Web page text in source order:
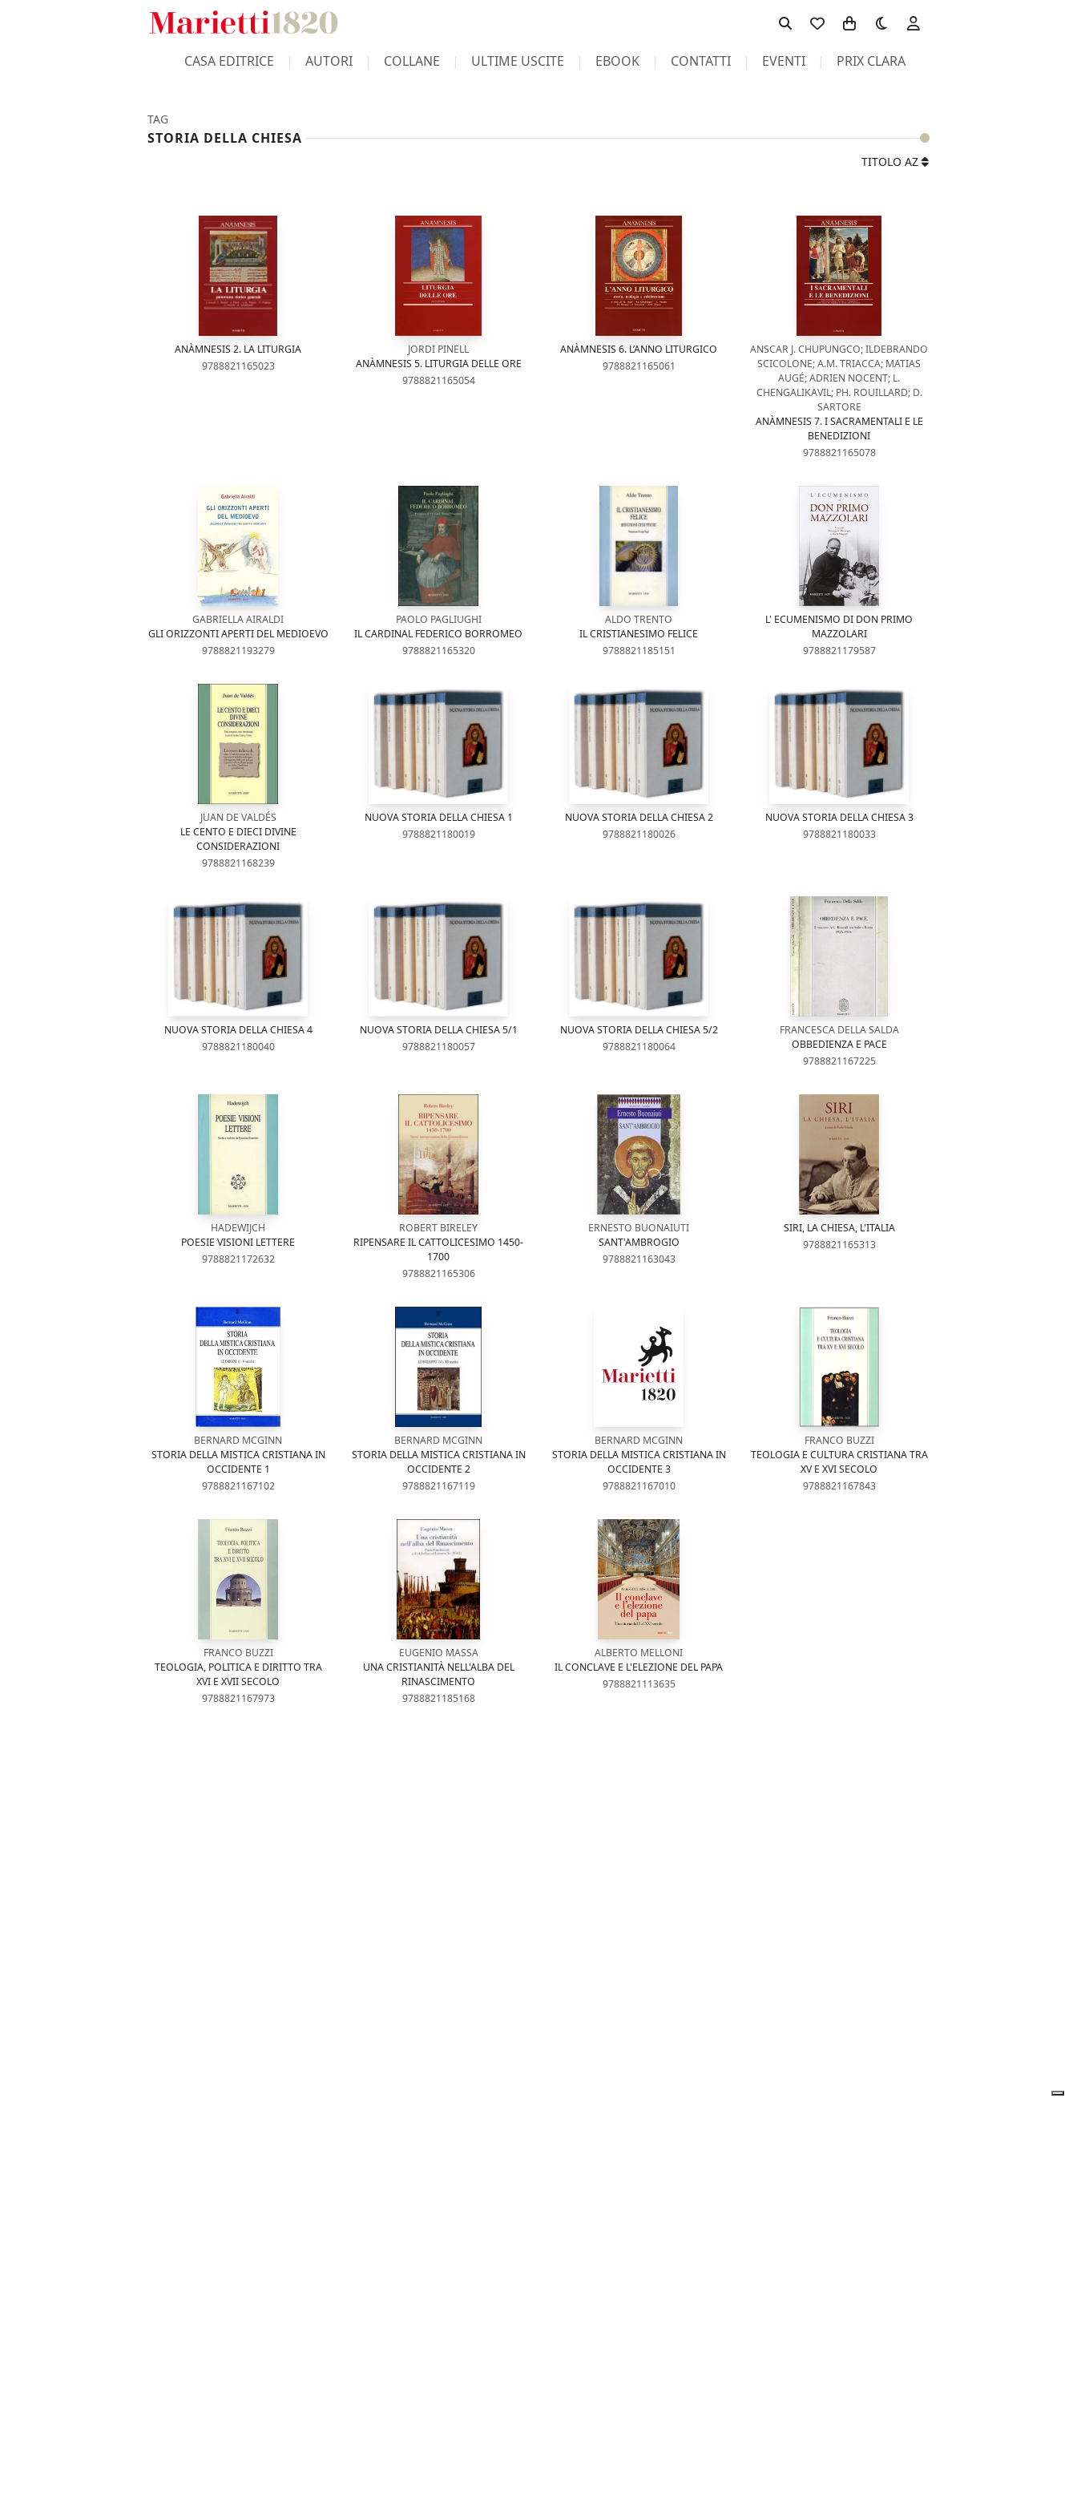
Toggle theme
CASA EDITRICE AUTORI COLLANE ULTIME USCITE EBOOK CONTATTI EVENTI PRIX CLARA
TAG
STORIA DELLA CHIESA
TITOLO AZ
ANÀMNESIS 2. LA LITURGIA
9788821165023
JORDI PINELL
ANÀMNESIS 5. LITURGIA DELLE ORE
9788821165054
ANÀMNESIS 6. L’ANNO LITURGICO
9788821165061
ANSCAR J. CHUPUNGCO; ILDEBRANDO
SCICOLONE; A.M. TRIACCA; MATIAS
AUGÉ; ADRIEN NOCENT; L.
CHENGALIKAVIL; PH. ROUILLARD; D.
SARTORE
ANÀMNESIS 7. I SACRAMENTALI E LE
BENEDIZIONI
9788821165078
GABRIELLA AIRALDI
GLI ORIZZONTI APERTI DEL MEDIOEVO
9788821193279
PAOLO PAGLIUGHI
IL CARDINAL FEDERICO BORROMEO
9788821165320
ALDO TRENTO
IL CRISTIANESIMO FELICE
9788821185151
L' ECUMENISMO DI DON PRIMO
MAZZOLARI
9788821179587
JUAN DE VALDÉS
LE CENTO E DIECI DIVINE
CONSIDERAZIONI
9788821168239
NUOVA STORIA DELLA CHIESA 1
9788821180019
NUOVA STORIA DELLA CHIESA 2
9788821180026
NUOVA STORIA DELLA CHIESA 3
9788821180033
NUOVA STORIA DELLA CHIESA 4
9788821180040
NUOVA STORIA DELLA CHIESA 5/1
9788821180057
NUOVA STORIA DELLA CHIESA 5/2
9788821180064
FRANCESCA DELLA SALDA
OBBEDIENZA E PACE
9788821167225
HADEWIJCH
POESIE VISIONI LETTERE
9788821172632
ROBERT BIRELEY
RIPENSARE IL CATTOLICESIMO 1450-
1700
9788821165306
ERNESTO BUONAIUTI
SANT'AMBROGIO
9788821163043
SIRI, LA CHIESA, L'ITALIA
9788821165313
BERNARD MCGINN
STORIA DELLA MISTICA CRISTIANA IN
OCCIDENTE 1
9788821167102
BERNARD MCGINN
STORIA DELLA MISTICA CRISTIANA IN
OCCIDENTE 2
9788821167119
BERNARD MCGINN
STORIA DELLA MISTICA CRISTIANA IN
OCCIDENTE 3
9788821167010
FRANCO BUZZI
TEOLOGIA E CULTURA CRISTIANA TRA
XV E XVI SECOLO
9788821167843
FRANCO BUZZI
TEOLOGIA, POLITICA E DIRITTO TRA
XVI E XVII SECOLO
9788821167973
EUGENIO MASSA
UNA CRISTIANITÀ NELL'ALBA DEL
RINASCIMENTO
9788821185168
ALBERTO MELLONI
IL CONCLAVE E L'ELEZIONE DEL PAPA
9788821113635